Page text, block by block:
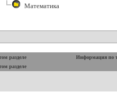
Математика
разделе
Информация по
разделе